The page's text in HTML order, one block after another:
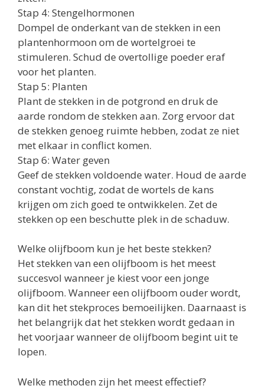
Stap 4: Stengelhormonen
Dompel de onderkant van de stekken in een
plantenhormoon om de wortelgroei te
stimuleren. Schud de overtollige poeder eraf
voor het planten.
Stap 5: Planten
Plant de stekken in de potgrond en druk de
aarde rondom de stekken aan. Zorg ervoor dat
de stekken genoeg ruimte hebben, zodat ze niet
met elkaar in conflict komen.
Stap 6: Water geven
Geef de stekken voldoende water. Houd de aarde
constant vochtig, zodat de wortels de kans
krijgen om zich goed te ontwikkelen. Zet de
stekken op een beschutte plek in de schaduw.
Welke olijfboom kun je het beste stekken?
Het stekken van een olijfboom is het meest
succesvol wanneer je kiest voor een jonge
olijfboom. Wanneer een olijfboom ouder wordt,
kan dit het stekproces bemoeilijken. Daarnaast is
het belangrijk dat het stekken wordt gedaan in
het voorjaar wanneer de olijfboom begint uit te
lopen.
Welke methoden zijn het meest effectief?